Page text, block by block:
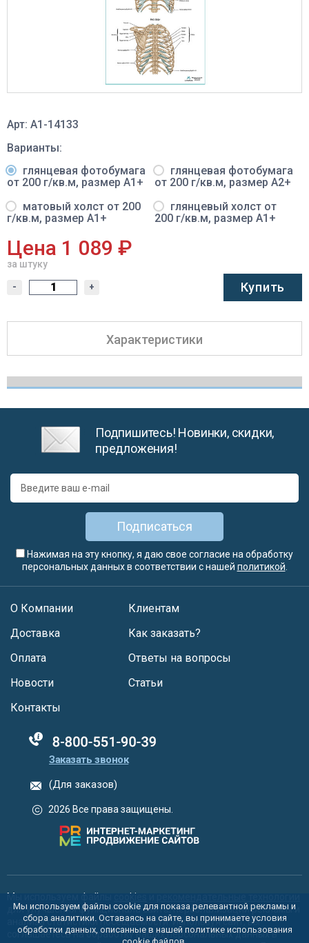
Арт: A1-14133
Варианты:
глянцевая фотобумага
от 200 г/кв.м, размер A1+
глянцевая фотобумага
от 200 г/кв.м, размер A2+
матовый холст от 200
г/кв.м, размер A1+
глянцевый холст от
200 г/кв.м, размер A1+
Цена 1 089 ₽
за штуку
- + Купить
Характеристики
Подпишитесь! Новинки, скидки,
предложения!
Подписаться
Нажимая на эту кнопку, я даю свое согласие на обработку
персональных данных в соответствии с нашей политикой
О Компании
Доставка
Оплата
Новости
Клиентам
Как заказать?
Ответы на вопросы
Статьи
Контакты
88005555550
Заказать звонок
(Для заказов)
2026 Все права защищены.
Мы используем файлы cookies
для улучшения функционала сайта, персонализации рекламы и
анализа статистики посещаемости. Используя сайт, вы
соглашаетесь на обработку ваших персональных данных в
Мы используем файлы cookie для показа релевантной рекламы и
сбора аналитики. Оставаясь на сайте, вы принимаете условия
обработки данных, описанные в нашей политике использования